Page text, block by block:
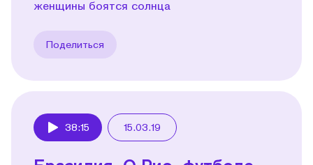
женщины боятся солнца
Поделиться
38:15 15.03.19